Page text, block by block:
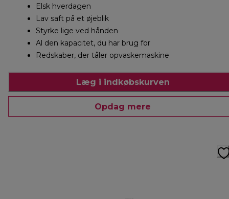
Elsk hverdagen
Lav saft på et øjeblik
Styrke lige ved hånden
Al den kapacitet, du har brug for
Redskaber, der tåler opvaskemaskine
Læg i indkøbskurven
Opdag mere